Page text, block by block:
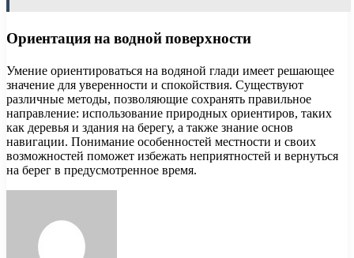
Ориентация на водной поверхности
Умение ориентироваться на водяной глади имеет решающее
значение для уверенности и спокойствия. Существуют
различные методы, позволяющие сохранять правильное
направление: использование природных ориентиров, таких
как деревья и здания на берегу, а также знание основ
навигации. Понимание особенностей местности и своих
возможностей поможет избежать неприятностей и вернуться
на берег в предусмотренное время.